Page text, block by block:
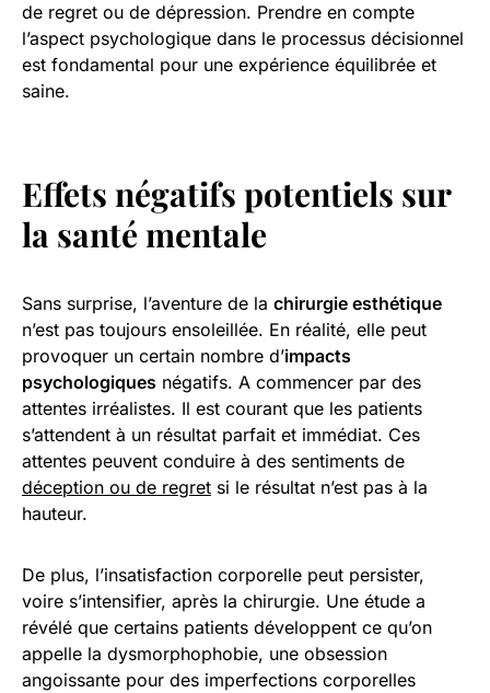
de regret ou de dépression. Prendre en compte
l’aspect psychologique dans le processus décisionnel
est fondamental pour une expérience équilibrée et
saine.
Effets négatifs potentiels sur
la santé mentale
Sans surprise, l’aventure de la chirurgie esthétique
n’est pas toujours ensoleillée. En réalité, elle peut
provoquer un certain nombre d’impacts
psychologiques négatifs. A commencer par des
attentes irréalistes. Il est courant que les patients
s’attendent à un résultat parfait et immédiat. Ces
attentes peuvent conduire à des sentiments de
déception ou de regret si le résultat n’est pas à la
hauteur.
De plus, l’insatisfaction corporelle peut persister,
voire s’intensifier, après la chirurgie. Une étude a
révélé que certains patients développent ce qu’on
appelle la dysmorphophobie, une obsession
angoissante pour des imperfections corporelles